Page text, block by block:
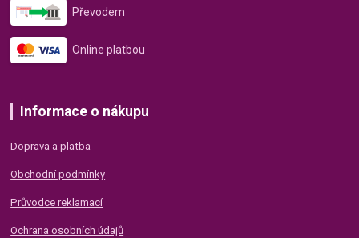
Převodem
Online platbou
Informace o nákupu
Doprava a platba
Obchodní podmínky
Průvodce reklamací
Ochrana osobních údajů